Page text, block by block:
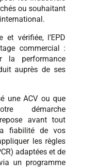
ou souhaitant
et vérifiée, l’EPD
commercial :
la performance
auprès de ses
une ACV ou que
démarche
repose avant tout
fiabilité de vos
les règles
adaptées et de
un programme